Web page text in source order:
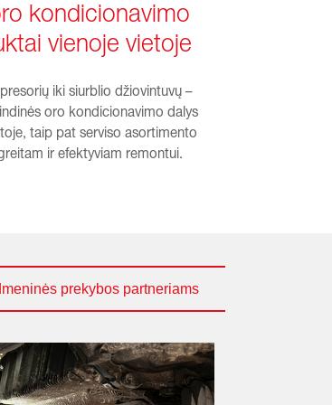
kondicionavimo
vienoje vietoje
iki siurblio džiovintuvų –
oro kondicionavimo dalys
taip pat serviso asortimento
ir efektyviam remontui.
prekybos partneriams